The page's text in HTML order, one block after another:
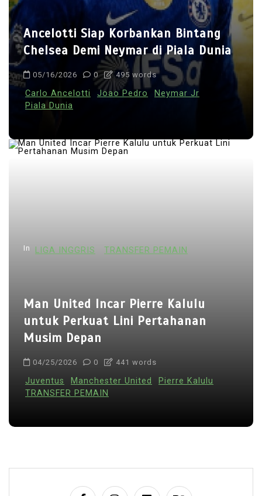
Ancelotti Siap Korbankan Bintang
Chelsea Demi Neymar di Piala Dunia
05/16/2026 0 495 words
Carlo Ancelotti Joao Pedro
Neymar Jr
Piala Dunia
In LIGA INGGRIS TRANSFER PEMAIN
Man United Incar Pierre Kalulu
untuk Perkuat Lini Pertahanan
Musim Depan
04/25/2026 0 441 words
Juventus Manchester United
Pierre Kalulu
TRANSFER PEMAIN